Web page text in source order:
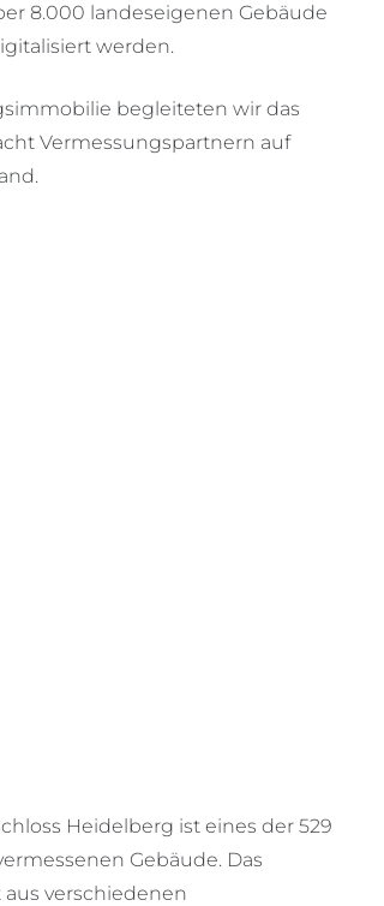
8.000 landeseigenen Gebäude
werden.
begleiteten wir das
Vermessungspartnern auf
Heidelberg ist eines der 529
Gebäude. Das
aus verschiedenen